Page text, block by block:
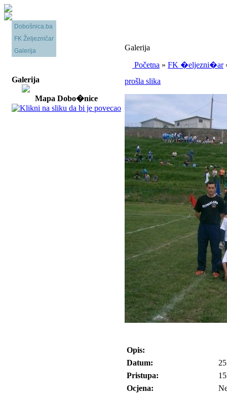
Dobošnica.ba
FK Željezničar
Galerija
Galerija
Mapa Dobo�nice
Galerija
Početna » FK �eljezni�ar
prošla slika
Opis:
Datum:
Pristupa:
Ocjena: